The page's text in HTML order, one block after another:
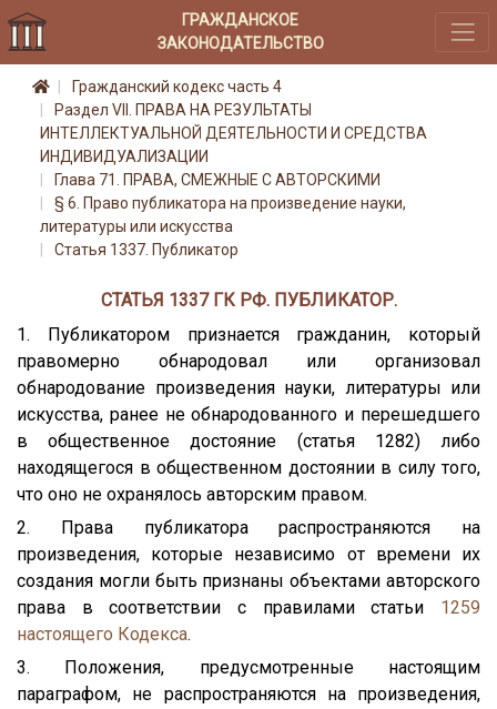
ГРАЖДАНСКОЕ
ЗАКОНОДАТЕЛЬСТВО
Гражданский кодекс часть 4
Раздел VII. ПРАВА НА РЕЗУЛЬТАТЫ
ИНТЕЛЛЕКТУАЛЬНОЙ ДЕЯТЕЛЬНОСТИ И СРЕДСТВА
ИНДИВИДУАЛИЗАЦИИ
Глава 71. ПРАВА, СМЕЖНЫЕ С АВТОРСКИМИ
§ 6. Право публикатора на произведение науки,
литературы или искусства
Статья 1337. Публикатор
СТАТЬЯ 1337 ГК РФ. ПУБЛИКАТОР.
1. Публикатором признается гражданин, который
правомерно обнародовал или организовал
обнародование произведения науки, литературы или
искусства, ранее не обнародованного и перешедшего
в общественное достояние (статья 1282) либо
находящегося в общественном достоянии в силу того,
что оно не охранялось авторским правом.
2. Права публикатора распространяются на
произведения, которые независимо от времени их
создания могли быть признаны объектами авторского
права в соответствии с правилами статьи 1259
настоящего Кодекса.
3. Положения, предусмотренные настоящим
параграфом, не распространяются на произведения,